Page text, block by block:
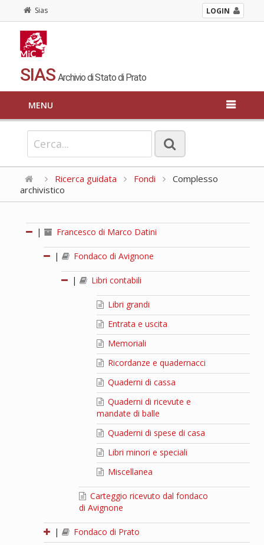
Sias LOGIN
SIAS Archivio di Stato di Prato
MENU
Ricerca guidata Fondi
Complesso
archivistico
| Francesco di Marco Datini
| Fondaco di Avignone
| Libri contabili
Libri grandi
Entrata e uscita
Memoriali
Ricordanze e quadernacci
Quaderni di cassa
Quaderni di ricevute e
mandate di balle
Quaderni di spese di casa
Libri minori e speciali
Miscellanea
Carteggio ricevuto dal fondaco
di Avignone
|
Fondaco di Prato